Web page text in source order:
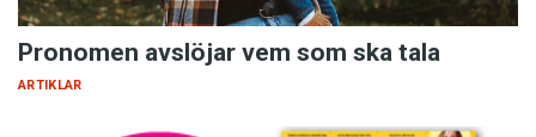
Pronomen avslöjar vem som ska tala
ARTIKLAR